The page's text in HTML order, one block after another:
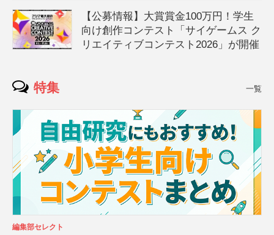
【公募情報】大賞賞金100万円！学生
向け創作コンテスト「サイゲームス ク
リエイティブコンテスト2026」が開催
特集 一覧
編集部セレクト